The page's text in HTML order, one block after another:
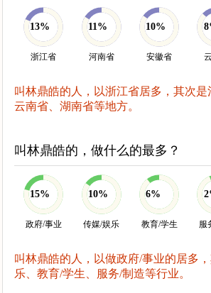
13%
浙江省
11%
河南省
10%
安徽省
叫林鼎皓的人，以浙江省居多，其次是
云南省、湖南省等地方。
叫林鼎皓的，做什么的最多？
15%
政府/事业
10%
传媒/娱乐
6%
教育/学生 服
叫林鼎皓的人，以做政府/事业的居多
乐、教育/学生、服务/制造等行业。